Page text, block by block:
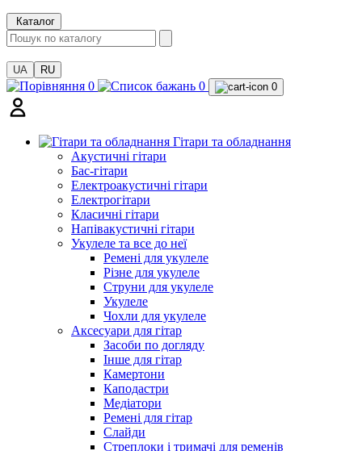
Каталог
UA RU
0 0 0
Гітари та обладнання
Акустичні гітари
Бас-гітари
Електроакустичні гітари
Електрогітари
Класичні гітари
Напівакустичні гітари
Укулеле та все до неї
Ремені для укулеле
Різне для укулеле
Струни для укулеле
Укулеле
Чохли для укулеле
Аксесуари для гітар
Засоби по догляду
Інше для гітар
Камертони
Каподастри
Медіатори
Ремені для гітар
Слайди
Стреплоки і тримачі для ременів